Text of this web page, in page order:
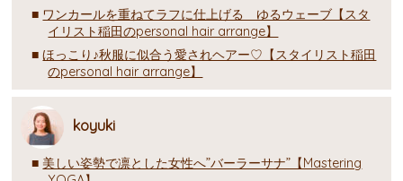
ワンカールを重ねてラフに仕上げる ゆるウェーブ【スタ
イリスト稲田のpersonal hair arrange】
ほっこり♪秋服に似合う愛されヘアー♡【スタイリスト稲田
のpersonal hair arrange】
koyuki
美しい姿勢で凛とした女性へ”バーラーサナ”【Mastering